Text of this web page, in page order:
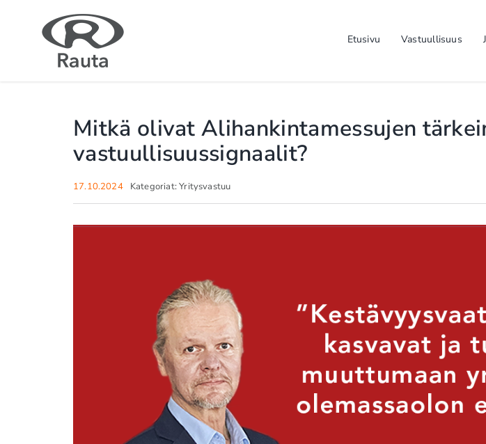
Etusivu Vastuullisuus
Mitkä olivat Alihankintamessujen
vastuullisuussignaalit?
17.10.2024 Kategoriat:Yritysvastuu